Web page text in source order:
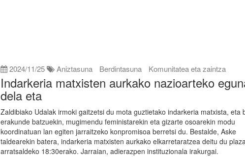
2024/11/25 Aniztasuna Berdintasuna Komunitatea eta zaintza
Indarkeria matxisten aurkako nazioarteko
dela eta
Zaldibiako Udalak irmoki gaitzetsi du mota guztietako indarkeria matxista, eta
erakunde batzuekin, mugimendu feministarekin eta gizarte osoarekin modu
koordinatuan lan egiten jarraitzeko konpromisoa berretsi du. Bestalde, Aske
taldearekin batera, indarkeria matxisten aurkako elkarretaratzea deitu du
arratsaldeko 18:30erako. Jarraian, adierazpen instituzionala irakurgai.